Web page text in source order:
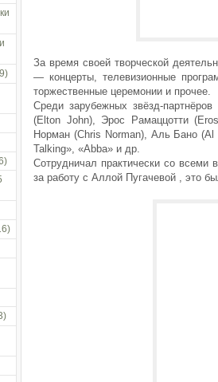
За время своей творческой
— концерты, телевизионные
торжественные церемонии и прочее.
Среди зарубежных звёзд-
(Elton John), Эрос Рамаццотти
Норман (Chris Norman), Аль Бано (Al
Talking», «Abba» и др.
Сотрудничал практически со всеми
за работу с Аллой Пугачевой , это